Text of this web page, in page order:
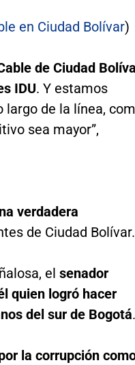
en Ciudad Bolívar)
de Ciudad
IDU. Y estamos
largo de la línea,
sea mayor”,
verdadera
de Ciudad Bolívar.
el senador
quien logró hacer
del sur de Bogotá.
la corrupción